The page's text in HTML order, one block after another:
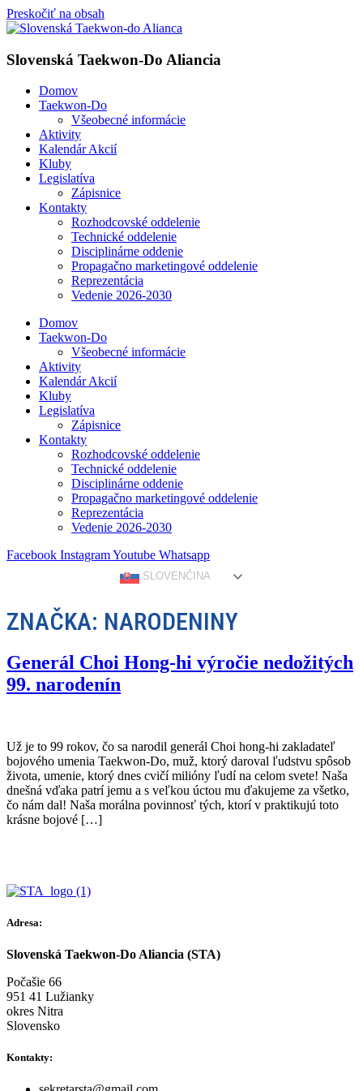
Preskočiť na obsah
Slovenská Taekwon-Do Aliancia
Domov
Taekwon-Do
Všeobecné informácie
Aktivity
Kalendár Akcií
Kluby
Legislatíva
Zápisnice
Kontakty
Rozhodcovské oddelenie
Technické oddelenie
Disciplinárne oddenie
Propagačno marketingové oddelenie
Reprezentácia
Vedenie 2026-2030
Domov
Taekwon-Do
Všeobecné informácie
Aktivity
Kalendár Akcií
Kluby
Legislatíva
Zápisnice
Kontakty
Rozhodcovské oddelenie
Technické oddelenie
Disciplinárne oddenie
Propagačno marketingové oddelenie
Reprezentácia
Vedenie 2026-2030
Facebook InstagramYoutube Whatsapp
SLOVENČINA
ZNAČKA: NARODENINY
Generál Choi Hong-hi výročie nedožitých
99. narodenín
Už je to 99 rokov, čo sa narodil generál Choi hong-hi zakladateľ
bojového umenia Taekwon-Do, muž, ktorý daroval ľudstvu spôsob
života, umenie, ktorý dnes cvičí milióny ľudí na celom svete! Naša
dnešná vďaka patrí jemu a s veľkou úctou mu ďakujeme za všetko,
čo nám dal! Naša morálna povinnosť tých, ktorí v praktikujú toto
krásne bojové […]
Adresa:
Slovenská Taekwon-Do Aliancia (STA)
Počašie 66
951 41 Lužianky
okres Nitra
Slovensko
Kontakty: